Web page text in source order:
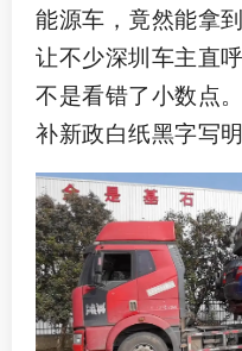
能源车，竟然能拿到
让不少深圳车主直
不是看错了小数点
补新政白纸黑字写